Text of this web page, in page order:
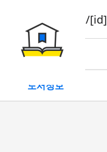
book/rent/[id]
대여
도서정보